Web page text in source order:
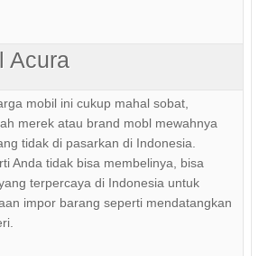
Acura
mobil ini cukup mahal sobat,
merek atau brand mobl mewahnya
tidak di pasarkan di Indonesia.
Anda tidak bisa membelinya, bisa
terpercaya di Indonesia untuk
impor barang seperti mendatangkan